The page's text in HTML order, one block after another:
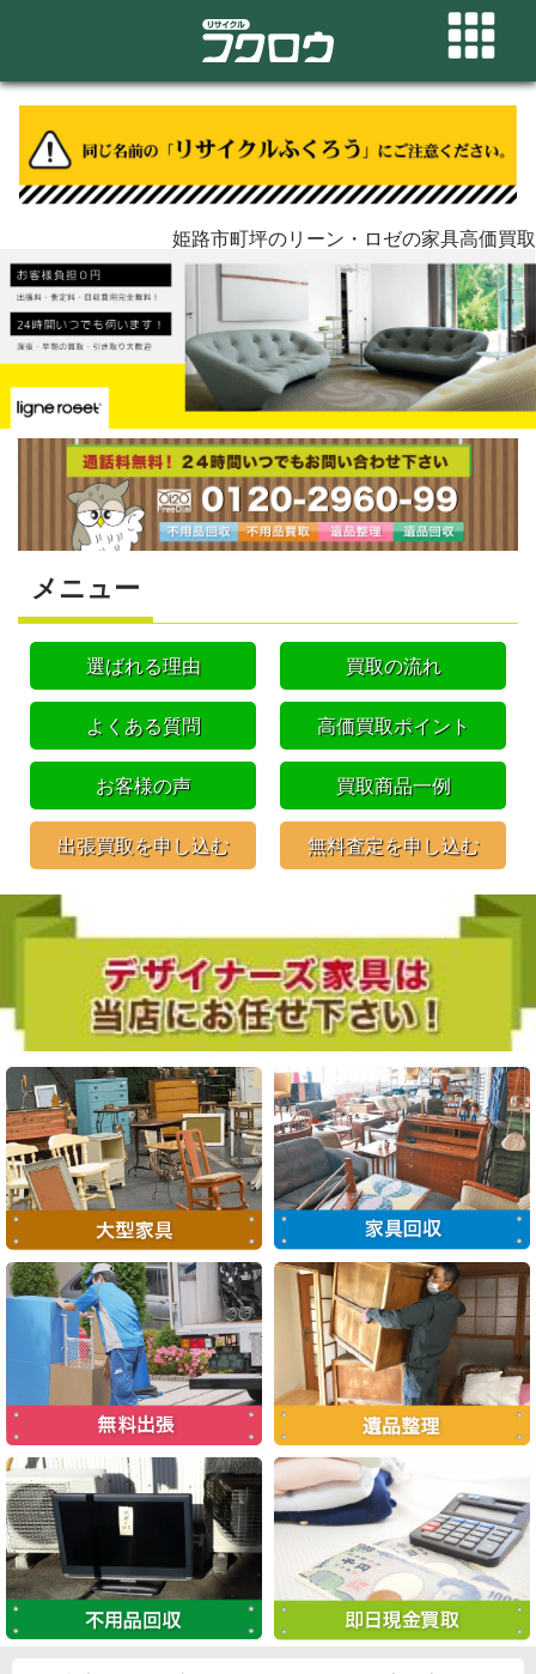
姫路市町坪のリーン・ロゼの家具高価買取
メニュー
選ばれる理由 買取の流れ
よくある質問 高価買取ポイント
お客様の声 買取商品一例
出張買取を申し込む 無料査定を申し込む